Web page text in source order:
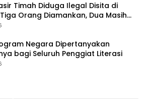
Timah Diduga Ilegal Disita di
Orang Diamankan, Dua Masih
Negara Dipertanyakan
bagi Seluruh Penggiat Literasi